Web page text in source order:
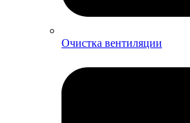
Очистка вентиляции